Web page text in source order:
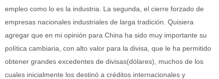
empleo como lo es la industria. La segunda, el cierre forzado de
empresas nacionales industriales de larga tradición. Quisiera
agregar que en mi opinión para China ha sido muy importante su
política cambiaria, con alto valor para la divisa, que le ha permitido
obtener grandes excedentes de divisas(dólares), muchos de los
cuales inicialmente los destinó a créditos internacionales y